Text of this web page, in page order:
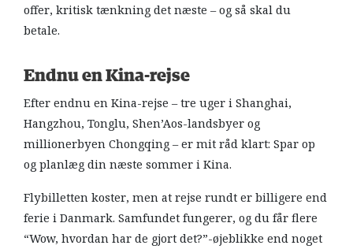
offer, kritisk tænkning det næste – og så skal du
betale.
Endnu en Kina-rejse
Efter endnu en Kina-rejse – tre uger i Shanghai,
Hangzhou, Tonglu, Shen’Aos-landsbyer og
millionerbyen Chongqing – er mit råd klart: Spar op
og planlæg din næste sommer i Kina.
Flybilletten koster, men at rejse rundt er billigere end
ferie i Danmark. Samfundet fungerer, og du får flere
“Wow, hvordan har de gjort det?”-øjeblikke end noget